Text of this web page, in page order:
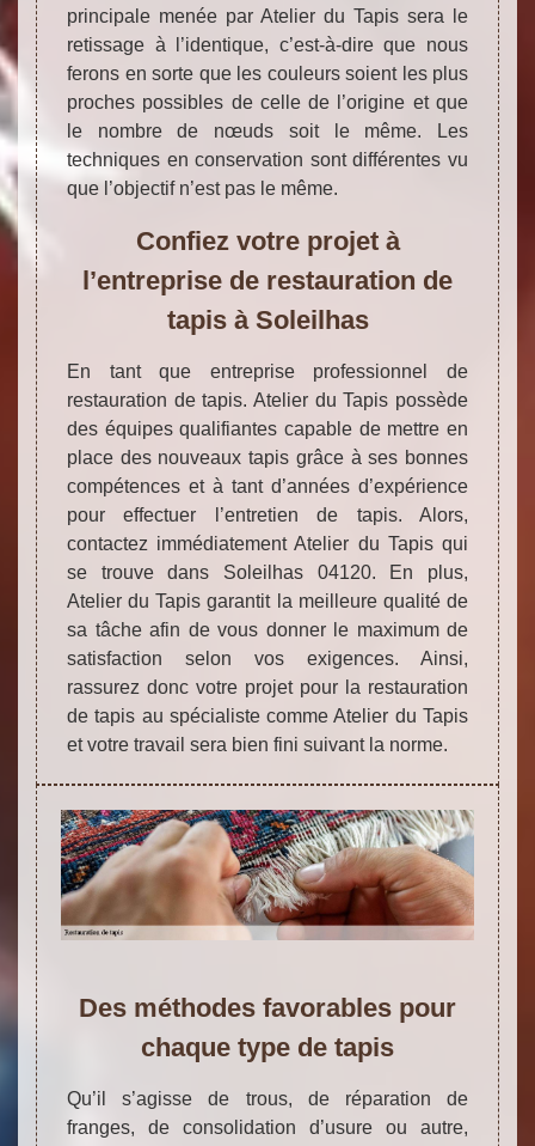
principale menée par Atelier du Tapis sera le
retissage à l’identique, c’est-à-dire que nous
ferons en sorte que les couleurs soient les plus
proches possibles de celle de l’origine et que
le nombre de nœuds soit le même. Les
techniques en conservation sont différentes vu
que l’objectif n’est pas le même.
Confiez votre projet à
l’entreprise de restauration de
tapis à Soleilhas
En tant que entreprise professionnel de
restauration de tapis. Atelier du Tapis possède
des équipes qualifiantes capable de mettre en
place des nouveaux tapis grâce à ses bonnes
compétences et à tant d’années d’expérience
pour effectuer l’entretien de tapis. Alors,
contactez immédiatement Atelier du Tapis qui
se trouve dans Soleilhas 04120. En plus,
Atelier du Tapis garantit la meilleure qualité de
sa tâche afin de vous donner le maximum de
satisfaction selon vos exigences. Ainsi,
rassurez donc votre projet pour la restauration
de tapis au spécialiste comme Atelier du Tapis
et votre travail sera bien fini suivant la norme.
Des méthodes favorables pour
chaque type de tapis
Qu’il s’agisse de trous, de réparation de
franges, de consolidation d’usure ou autre,